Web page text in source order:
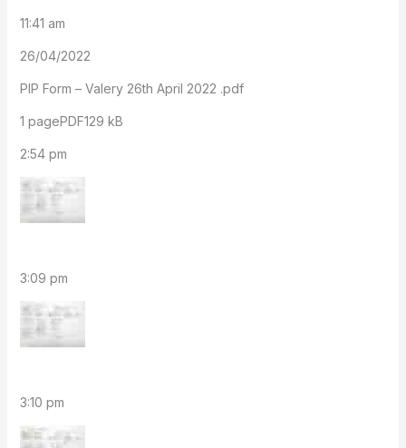
11:41 am
26/04/2022
PIP Form – Valery 26th April 2022 .pdf
1 pagePDF129 kB
2:54 pm
3:09 pm
3:10 pm